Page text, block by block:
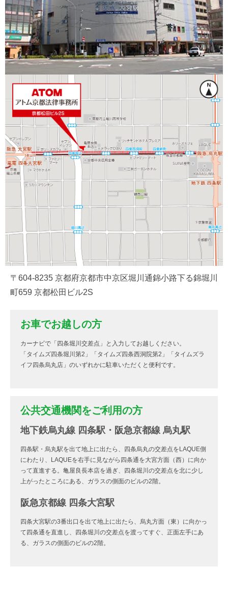
〒604-8235 京都府京都市中京区堀川通錦小路下る錦堀川
町659 京都松田ビル2S
お車でお越しの方
カーナビで「四条堀川交差点」と入力してお越しください。
「タイムズ四条堀川第2」「タイムズ四条西洞院第2」「タイムズラ
イフ四条烏丸店」のいずれかに駐車いただくと便利です。
公共交通機関をご利用の方
地下鉄烏丸線 四条駅・阪急京都線 烏丸駅
四条駅・烏丸駅を出て地上に出たら、四条烏丸の交差点をLAQUE側
にわたり、LAQUEを右手に見ながら四条通を大宮方面（西）に向か
って直進する。亀屋良長本店を過ぎ、四条堀川の交差点を北に少し
上がったところにある、ガラスの側面のビルの2階。
阪急京都線 四条大宮駅
四条大宮駅の3番出口を出て地上に出たら、烏丸方面（東）に向かっ
て四条通を直進し、四条堀川の交差点を渡ってすぐ、正面左手にあ
る、ガラスの側面のビルの2階。